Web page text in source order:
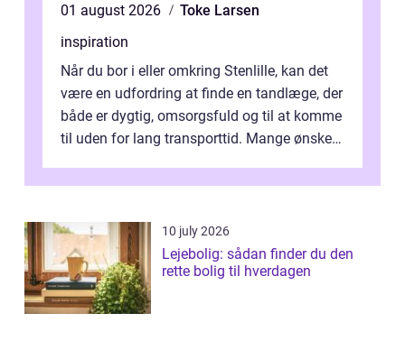
01 august 2026
Toke Larsen
inspiration
Når du bor i eller omkring Stenlille, kan det
være en udfordring at finde en tandlæge, der
både er dygtig, omsorgsfuld og til at komme
til uden for lang transporttid. Mange ønsker
10 july 2026
Lejebolig: sådan finder du den
rette bolig til hverdagen